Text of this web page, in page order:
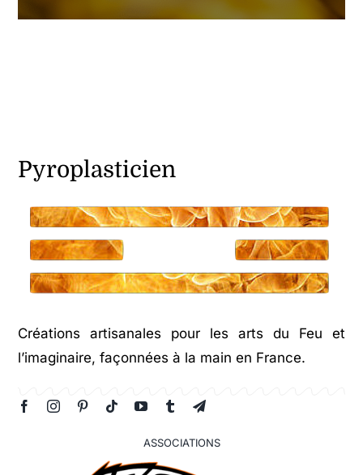
Pyroplasticien
Créations artisanales pour les arts du Feu et
l’imaginaire, façonnées à la main en France.
ASSOCIATIONS